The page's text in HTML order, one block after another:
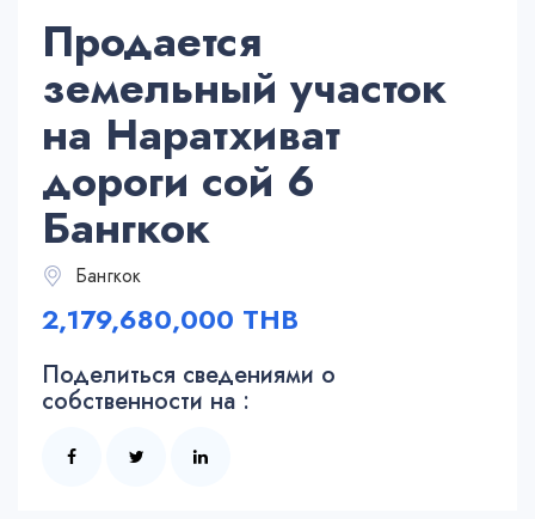
Продается
земельный участок
на Наратхиват
дороги сой 6
Бангкок
Бангкок
2,179,680,000 THB
Поделиться сведениями о
собственности на :